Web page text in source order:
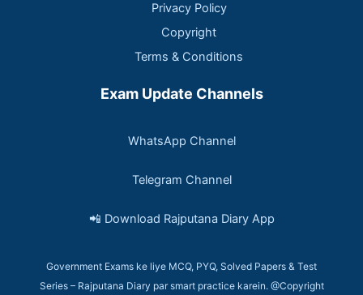
Privacy Policy
Copyright
Terms & Conditions
Exam Update Channels
WhatsApp Channel
Telegram Channel
📲 Download Rajputana Diary App
Government Exams ke liye MCQ, PYQ, Solved Papers & Test
Series – Rajputana Diary par smart practice karein. @Copyright